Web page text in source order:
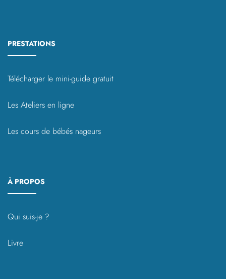
PRESTATIONS
Télécharger le mini-guide gratuit
Les Ateliers en ligne
Les cours de bébés nageurs
À PROPOS
Qui suis-je ?
Livre